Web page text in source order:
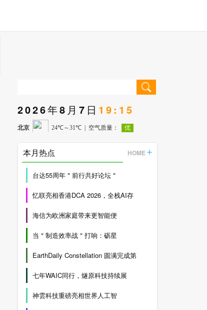
2026年8月7日 19:15
本月热点 HOME
台达55周年＂前行共好论坛＂
忆联亮相香港DCA 2026，全栈AI存
海信为欧洲家庭带来更智能便
当＂制造效率战＂打响：砺星
EarthDaily Constellation 圆满完成第
七年WAIC同行，燧原科技持续展
神雲科技重磅亮相世界人工智